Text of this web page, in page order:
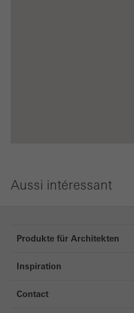
Aussi intéressant
Produkte für Architekten
Fenêtres
Portes
Inspiration
Magazine
Contact